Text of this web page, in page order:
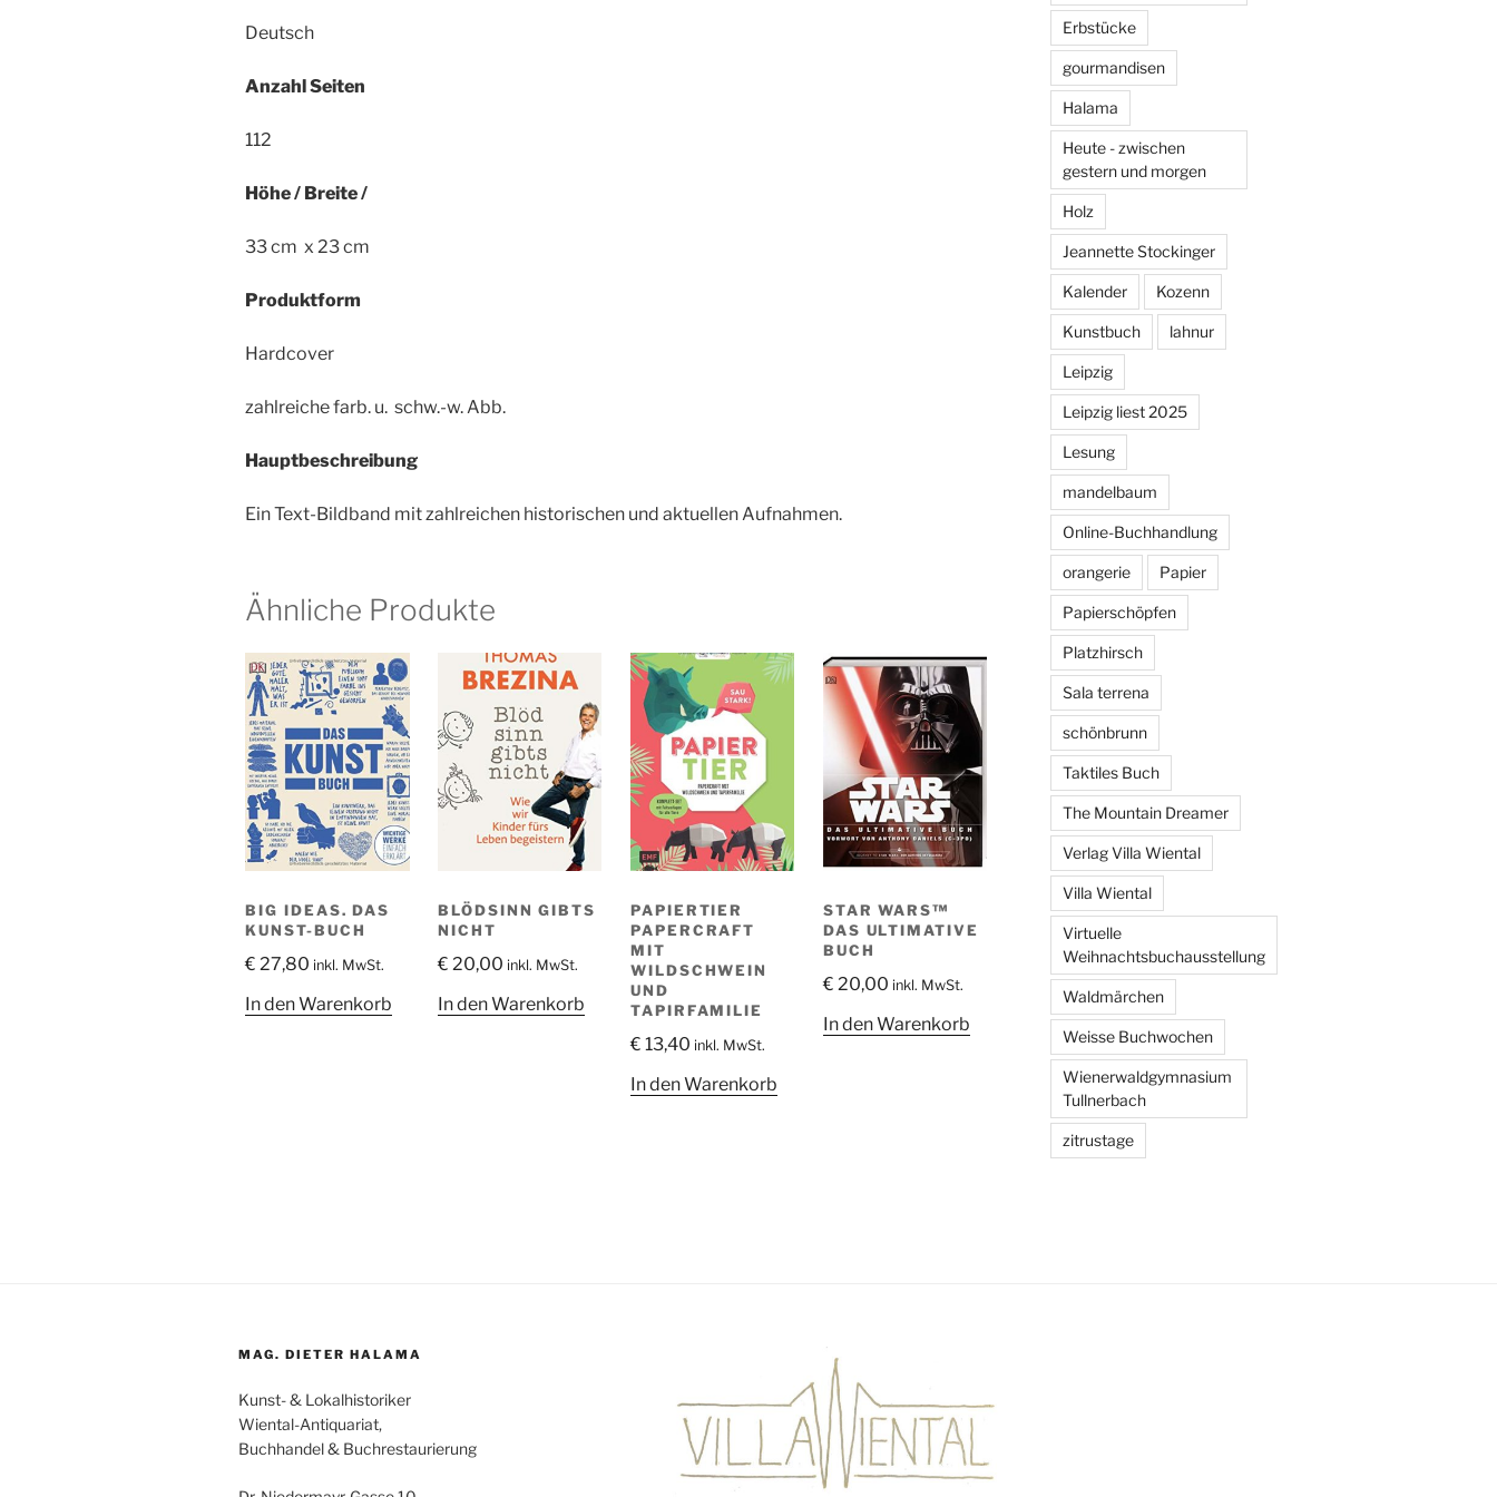
Deutsch
Anzahl Seiten
112
Höhe / Breite /
33 cm x 23 cm
Produktform
Hardcover
zahlreiche farb. u. schw.-w. Abb.
Hauptbeschreibung
Ein Text-Bildband mit zahlreichen historischen und aktuellen Aufnahmen.
Ähnliche Produkte
BIG IDEAS. DAS
KUNST-BUCH
€ 27,80 inkl. MwSt.
In den Warenkorb
BLÖDSINN GIBTS
NICHT
€ 20,00 inkl. MwSt.
In den Warenkorb
PAPIERTIER
PAPERCRAFT
MIT
WILDSCHWEIN
UND
TAPIRFAMILIE
€ 13,40 inkl. MwSt.
In den Warenkorb
STAR WARS™
DAS ULTIMATIVE
BUCH
€ 20,00 inkl. MwSt.
In den Warenkorb
Erbstücke
gourmandisen
Halama
Heute - zwischen
gestern und morgen
Holz
Jeannette Stockinger
Kalender Kozenn
Kunstbuch lahnur
Leipzig
Leipzig liest 2025
Lesung
mandelbaum
Online-Buchhandlung
orangerie Papier
Papierschöpfen
Platzhirsch
Sala terrena
schönbrunn
Taktiles Buch
The Mountain Dreamer
Verlag Villa Wiental
Villa Wiental
Virtuelle
Weihnachtsbuchausstellung
Waldmärchen
Weisse Buchwochen
Wienerwaldgymnasium
Tullnerbach
zitrustage
MAG. DIETER HALAMA
Kunst- & Lokalhistoriker
Wiental-Antiquariat,
Buchhandel & Buchrestaurierung